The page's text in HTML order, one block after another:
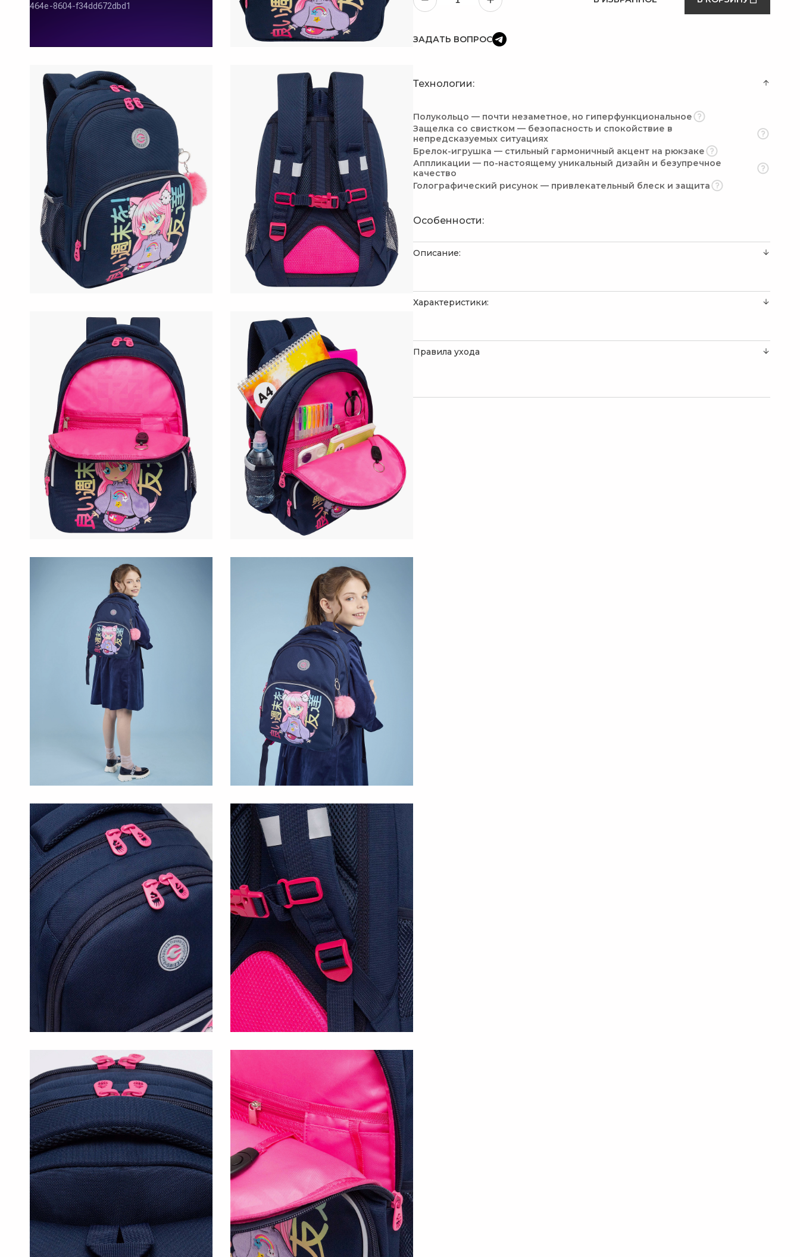
ЗАДАТЬ ВОПРОС
Технологии:
Полукольцо — почти незаметное, но гиперфункциональное
Защелка со свистком — безопасность и спокойствие в
непредсказуемых ситуациях
Брелок-игрушка — стильный гармоничный акцент на рюкзаке
Аппликации — по-настоящему уникальный дизайн и безупречное
качество
Голографический рисунок — привлекательный блеск и защита
Особенности:
Описание:
Характеристики:
Правила ухода